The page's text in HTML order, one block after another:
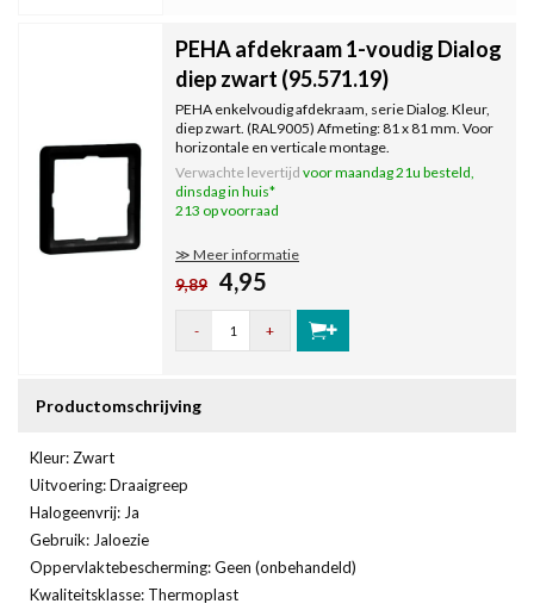
PEHA afdekraam 1-voudig Dialog
diep zwart (95.571.19)
PEHA enkelvoudig afdekraam, serie Dialog. Kleur,
diep zwart. (RAL9005) Afmeting: 81 x 81 mm. Voor
horizontale en verticale montage.
Verwachte levertijd voor maandag 21u besteld,
dinsdag in huis*
213 op voorraad
≫ Meer informatie
9,89 4,95
- +
Productomschrijving
Kleur: Zwart
Uitvoering: Draaigreep
Halogeenvrij: Ja
Gebruik: Jaloezie
Oppervlaktebescherming: Geen (onbehandeld)
Kwaliteitsklasse: Thermoplast